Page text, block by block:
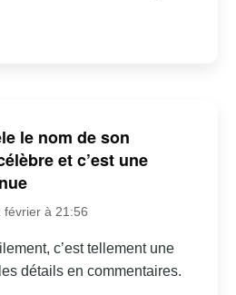
le nom de son
et c’est une
février à 21:56
c’est tellement une
détails en commentaires.